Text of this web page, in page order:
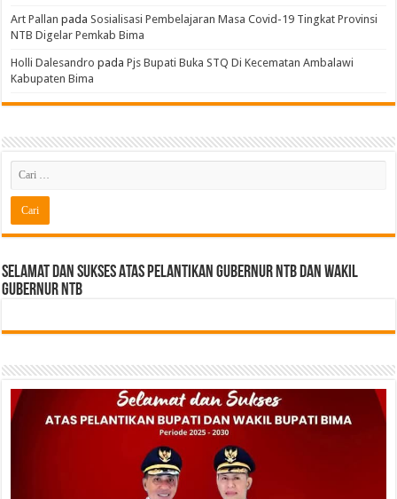
Art Pallan padaSosialisasi Pembelajaran Masa Covid-19 Tingkat Provinsi
NTB Digelar Pemkab Bima
Holli Dalesandro padaPjs Bupati Buka STQ Di Kecematan Ambalawi
Kabupaten Bima
Selamat dan sukses Atas pelantikan Gubernur NTB Dan Wakil
gubernur NTB